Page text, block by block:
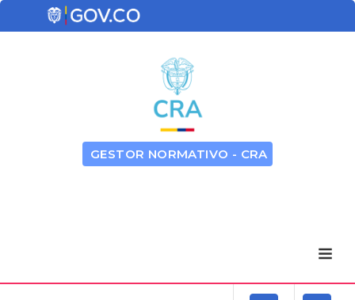
GESTOR NORMATIVO - CRA